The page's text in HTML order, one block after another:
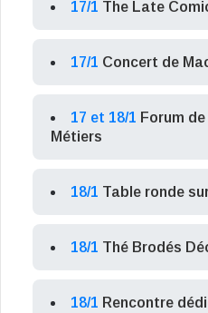
17/1 The Late
17/1 Concert de
17 et 18/1 Forum
Métiers
18/1 Table ronde
18/1 Thé Brodés
18/1 Rencontre